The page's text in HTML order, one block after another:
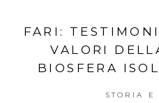
FARI:
VALORI
BIOSFERA
STORIA E